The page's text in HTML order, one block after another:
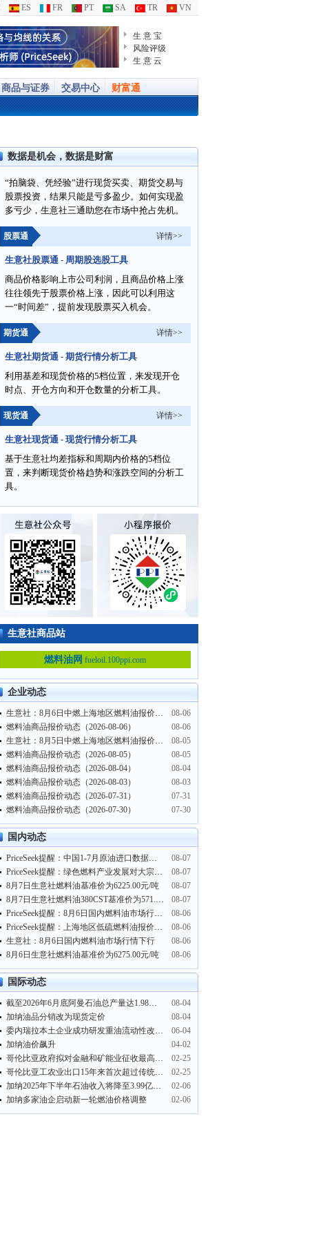
ES FR PT SA TR VN
生 意 宝
风险评级
生 意 云
商品与证券 交易中心 财富通
数据是机会，数据是财富
“拍脑袋、凭经验”进行现货买卖、期货交易与
股票投资，结果只能是亏多盈少。如何实现盈
多亏少，生意社三通助您在市场中抢占先机。
股票通 详情>>
生意社股票通 - 周期股选股工具
商品价格影响上市公司利润，且商品价格上涨
往往领先于股票价格上涨，因此可以利用这
一“时间差”，提前发现股票买入机会。
期货通 详情>>
生意社期货通 - 期货行情分析工具
利用基差和现货价格的5档位置，来发现开仓
时点、开仓方向和开仓数量的分析工具。
现货通 详情>>
生意社现货通 - 现货行情分析工具
基于生意社均差指标和周期内价格的5档位
置，来判断现货价格趋势和涨跌空间的分析工
具。
生意社商品站
燃料油网 fueloil.100ppi.com
企业动态
生意社：8月6日中燃上海地区燃料油报价下调
08-06
燃料油商品报价动态（2026-08-06）
08-06
生意社：8月5日中燃上海地区燃料油报价上调
08-05
燃料油商品报价动态（2026-08-05）
08-05
燃料油商品报价动态（2026-08-04）
08-04
燃料油商品报价动态（2026-08-03）
08-03
燃料油商品报价动态（2026-07-31）
07-31
燃料油商品报价动态（2026-07-30）
07-30
国内动态
PriceSeek提醒：中国1-7月原油进口数据行情分析
08-07
PriceSeek提醒：绿色燃料产业发展对大宗商品影响分析
08-07
8月7日生意社燃料油基准价为6225.00元/吨
08-07
8月7日生意社燃料油380CST基准价为571.00美元/吨
08-07
PriceSeek提醒：8月6日国内燃料油市场行情下行
08-06
PriceSeek提醒：上海地区低硫燃料油报价大幅下调
08-06
生意社：8月6日国内燃料油市场行情下行
08-06
8月6日生意社燃料油基准价为6275.00元/吨
08-06
国际动态
截至2026年6月底阿曼石油总产量达1.98亿桶
08-04
加纳油品分销改为现货定价
08-04
委内瑞拉本土企业成功研发重油流动性改进剂
06-04
加纳油价飙升
04-02
哥伦比亚政府拟对金融和矿能业征收最高1.6%财产税
02-25
哥伦比亚工农业出口15年来首次超过传统产品
02-25
加纳2025年下半年石油收入将降至3.99亿美元
02-06
加纳多家油企启动新一轮燃油价格调整
02-06